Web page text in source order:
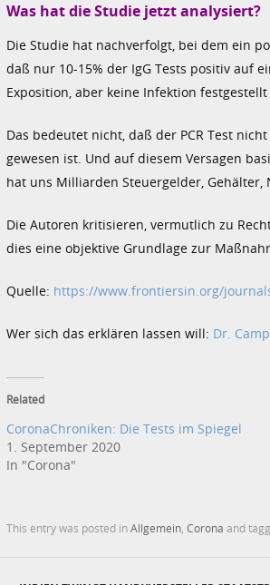
Was hat die Studie jetzt analysiert?
Die Studie hat nachverfolgt, bei dem ein
daß nur 10-15% der IgG Tests positiv auf
Exposition, aber keine Infektion
Das bedeutet nicht, daß der PCR Test
gewesen ist. Und auf diesem Versagen
hat uns Milliarden Steuergelder, Gehälter,
Die Autoren kritisieren, vermutlich zu
dies eine objektive Grundlage zur
Quelle: https://www.frontiersin.org/
Wer sich das erklären lassen will: Dr.
Related
CoronaChroniken: Die Tests im Spiegel
1. September 2020
In "Corona"
This entry was posted inAllgemein Corona and